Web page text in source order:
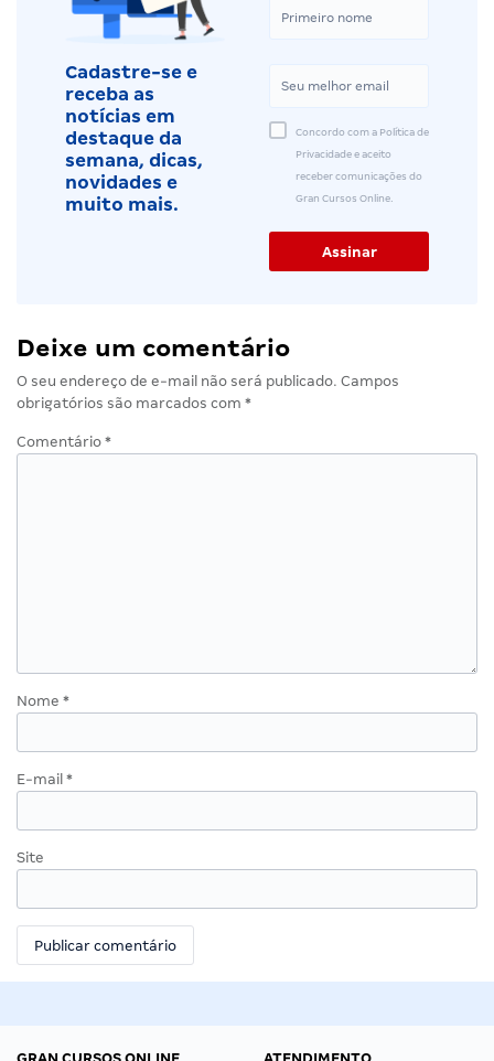
Cadastre-se e
receba as
notícias em
destaque da
semana, dicas,
novidades e
muito mais.
Concordo com a Política de
Privacidade e aceito
receber comunicações do
Gran Cursos Online.
Deixe um comentário
O seu endereço de e-mail não será publicado. Campos
obrigatórios são marcados com *
Comentário *
Nome *
E-mail *
Site